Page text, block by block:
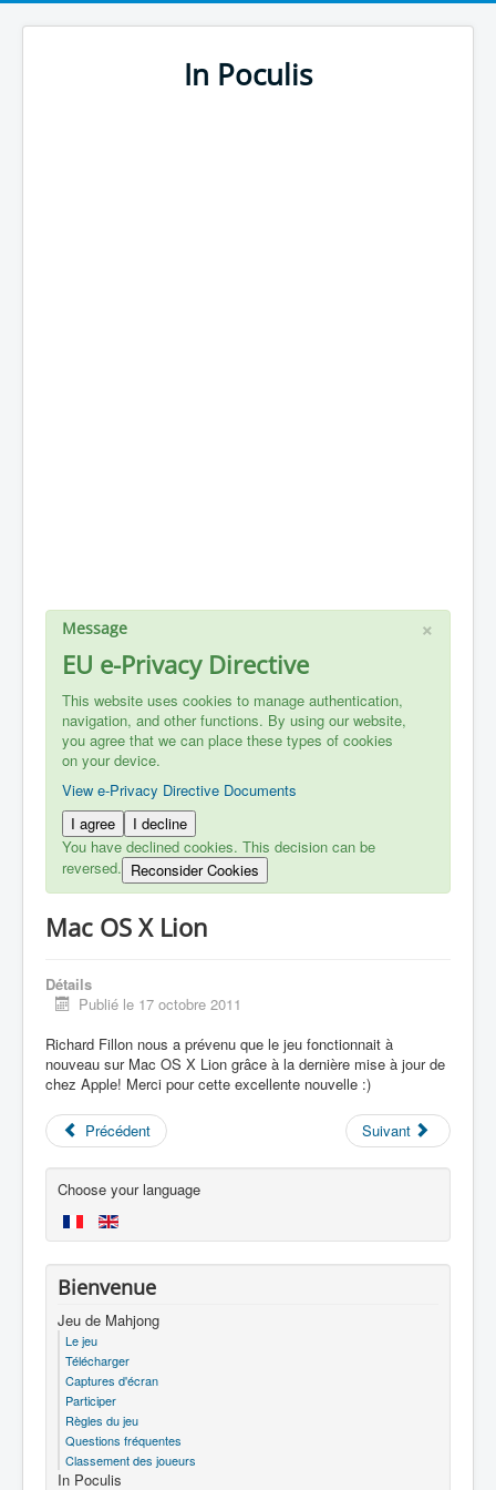
In Poculis
×
Message
EU e-Privacy Directive
This website uses cookies to manage authentication,
navigation, and other functions. By using our website,
you agree that we can place these types of cookies
on your device.
View e-Privacy Directive Documents
I agree
I decline
You have declined cookies. This decision can be
reversed. Reconsider Cookies
Mac OS X Lion
Détails
Publié le 17 octobre 2011
Richard Fillon nous a prévenu que le jeu fonctionnait à
nouveau sur Mac OS X Lion grâce à la dernière mise à jour de
chez Apple! Merci pour cette excellente nouvelle :)
Précédent Suivant
Choose your language
Bienvenue
Jeu de Mahjong
Le jeu
Télécharger
Captures d'écran
Participer
Règles du jeu
Questions fréquentes
Classement des joueurs
In Poculis